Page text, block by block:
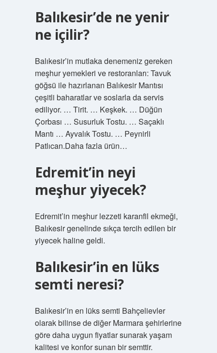
Balıkesir’de ne yenir
ne içilir?
Balıkesir’in mutlaka denemeniz gereken
meşhur yemekleri ve restoranları: Tavuk
göğsü ile hazırlanan Balıkesir Mantısı
çeşitli baharatlar ve soslarla da servis
ediliyor. … Tirit. … Keşkek. … Düğün
Çorbası … Susurluk Tostu. … Saçaklı
Mantı … Ayvalık Tostu. … Peynirli
Patlıcan.Daha fazla ürün…
Edremit’in neyi
meşhur yiyecek?
Edremit’in meşhur lezzeti karanfil ekmeği,
Balıkesir genelinde sıkça tercih edilen bir
yiyecek haline geldi.
Balıkesir’in en lüks
semti neresi?
Balıkesir’in en lüks semti Bahçelievler
olarak bilinse de diğer Marmara şehirlerine
göre daha uygun fiyatlar sunarak yaşam
kalitesi ve konfor sunan bir semttir.